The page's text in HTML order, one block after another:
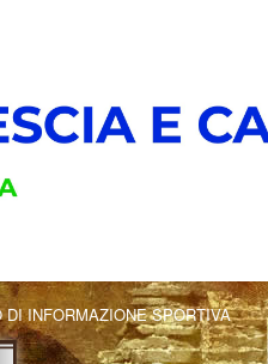
INFORMAZIONE SPORTIVA